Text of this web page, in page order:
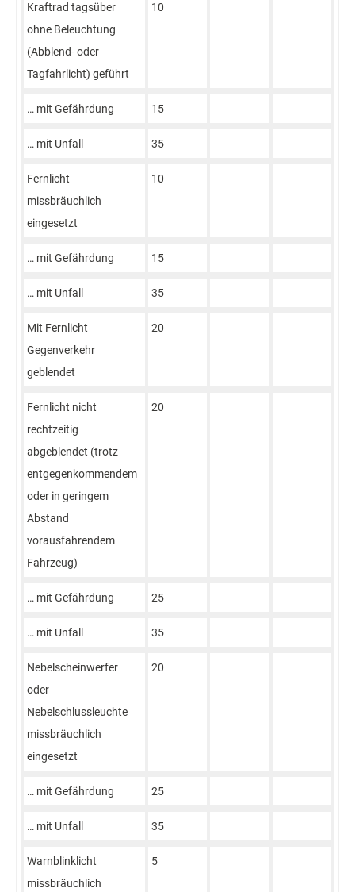
Kraftrad tagsüber
ohne Beleuchtung
(Abblend- oder
Tagfahrlicht) geführt
10
… mit Gefährdung 15
… mit Unfall 35
Fernlicht
missbräuchlich
eingesetzt
10
… mit Gefährdung 15
… mit Unfall 35
Mit Fernlicht
Gegenverkehr
geblendet
20
Fernlicht nicht
rechtzeitig
abgeblendet (trotz
entgegenkommendem
oder in geringem
Abstand
vorausfahrendem
Fahrzeug)
20
… mit Gefährdung 25
… mit Unfall 35
Nebelscheinwerfer
oder
Nebelschlussleuchte
missbräuchlich
eingesetzt
20
… mit Gefährdung 25
… mit Unfall 35
Warnblinklicht
missbräuchlich
5